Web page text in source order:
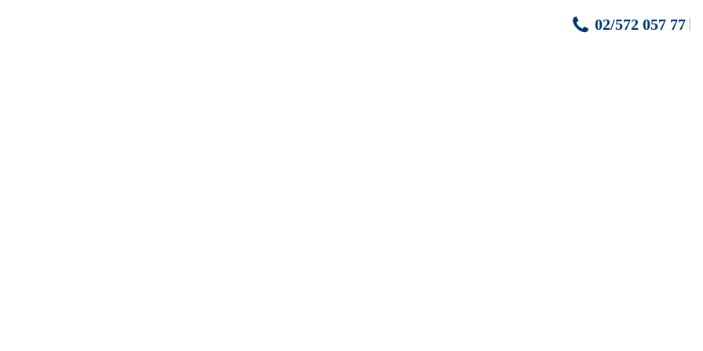
02/572 057 77
k dispozícii k vareniu dvojplatnička, nízke podkrovné apartmány so zníženými lôžkami
/ skiareál San Colombano - 5 km, skibus - 100 m
wi-fi pripojenie k internetu, úschovňa lyži, vyhradené parkovisko
gaučom pre 2 osoby, sociálne zariadenie so sprchou alebo vaňou, zriedka balkón